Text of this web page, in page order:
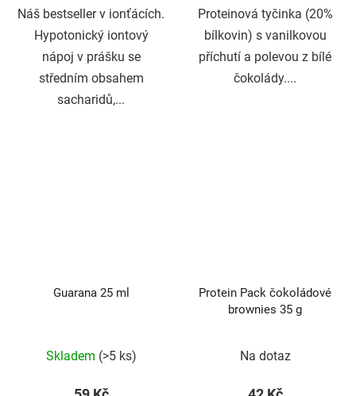
Náš bestseller v ionťácích.
Hypotonický iontový
nápoj v prášku se
středním obsahem
sacharidů,...
Proteinová tyčinka (20%
bílkovin) s vanilkovou
příchutí a polevou z bílé
čokolády....
Guarana 25 ml
hodnocení
Skladem (>5 ks)
Protein Pack čokoládové
brownies 35 g
hodnocení
Na dotaz